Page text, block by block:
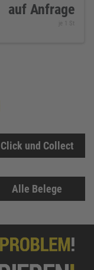
auf Anfrage
je 1 St
Click und Collect
Alle Belege